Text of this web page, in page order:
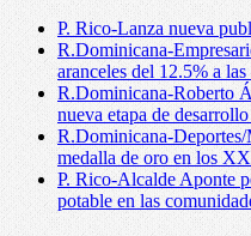
P. Rico-Lanza nueva
R.Dominicana-
aranceles del 12.5% a
R.Dominicana-Roberto
nueva etapa de
R.Dominicana-
medalla de oro en los
P. Rico-Alcalde Aponte
potable en las